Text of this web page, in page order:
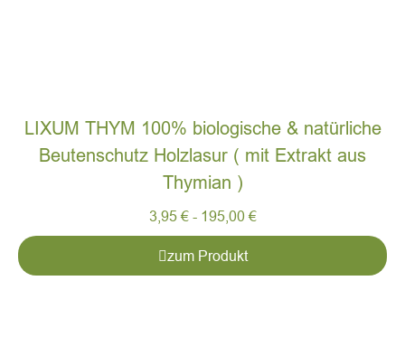
LIXUM THYM 100% biologische & natürliche
Beutenschutz Holzlasur ( mit Extrakt aus
Thymian )
3,95 € - 195,00 €
zum Produkt